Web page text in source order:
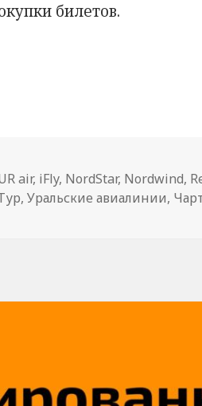
билетов.
рейс?
air, iFly, NordStar, Nordwind,
,Уральские авиалинии,